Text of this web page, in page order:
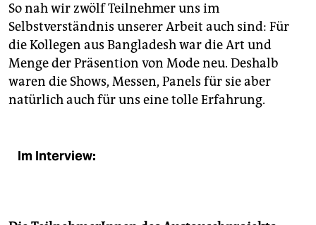
So nah wir zwölf Teilnehmer uns im
Selbstverständnis unserer Arbeit auch sind: Für
die Kollegen aus Bangladesh war die Art und
Menge der Präsention von Mode neu. Deshalb
waren die Shows, Messen, Panels für sie aber
natürlich auch für uns eine tolle Erfahrung.
Im Interview: